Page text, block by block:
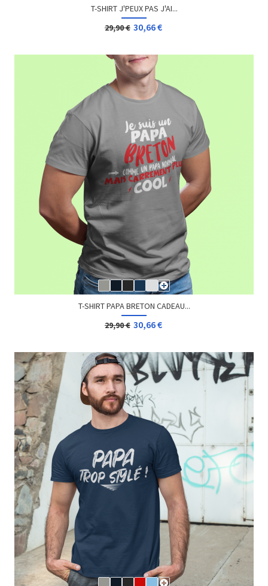
T-SHIRT J'PEUX PAS J'AI...
29,90 € 30,66 €
T-SHIRT PAPA BRETON CADEAU...
29,90 € 30,66 €